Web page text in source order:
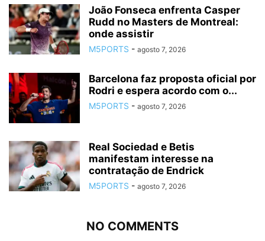
João Fonseca enfrenta Casper
Rudd no Masters de Montreal:
onde assistir
M5PORTS - agosto 7, 2026
Barcelona faz proposta oficial por
Rodri e espera acordo com o...
M5PORTS - agosto 7, 2026
Real Sociedad e Betis
manifestam interesse na
contratação de Endrick
M5PORTS - agosto 7, 2026
NO COMMENTS